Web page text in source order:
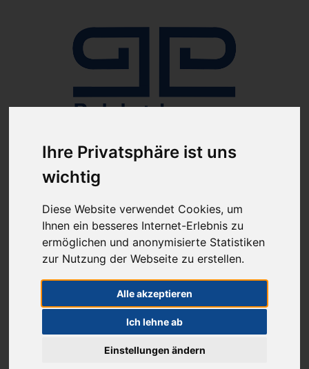
Ihre Privatsphäre ist uns
wichtig
Diese Website verwendet Cookies, um
Ihnen ein besseres Internet-Erlebnis zu
ermöglichen und anonymisierte Statistiken
zur Nutzung der Webseite zu erstellen.
Alle akzeptieren
Ich lehne ab
Einstellungen ändern
Anmelden
(innerhalb Deutschlands)
07641-9360300